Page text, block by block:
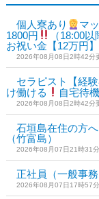
個人寮あり
マ
1800円
（18:00
お祝い金【12万円
2026年08月08日2時42分
セラピスト【経
け働ける
自宅待
2026年08月08日2時42分
石垣島在住の方
（竹富島）
2026年08月07日21時31
正社員（一般事
2026年08月07日17時57